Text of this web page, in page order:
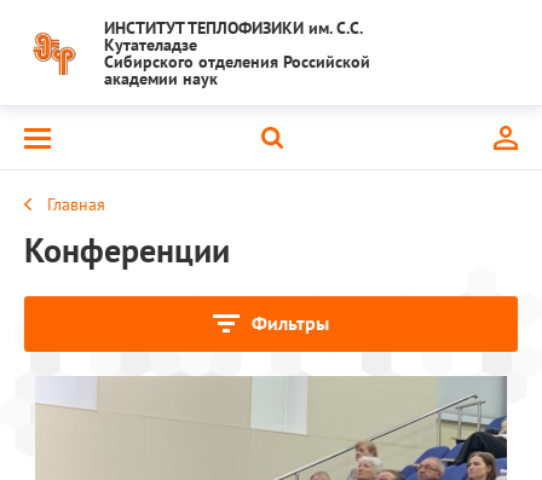
ИНСТИТУТ ТЕПЛОФИЗИКИ им. С.С.
Кутателадзе
Сибирского отделения Российской
академии наук
Главная
Конференции
Фильтры